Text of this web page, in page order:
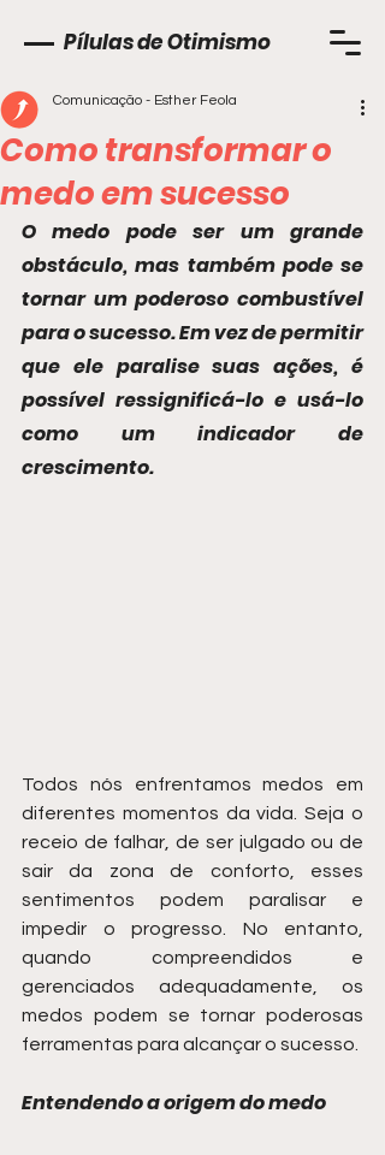
Pílulas de Otimismo
Como transformar o
medo em sucesso
Comunicação - Esther Feola
O medo pode ser um grande
obstáculo, mas também pode se
tornar um poderoso combustível
para o sucesso. Em vez de permitir
que ele paralise suas ações, é
possível ressignificá-lo e usá-lo
como um indicador de
crescimento.
Todos nós enfrentamos medos em
diferentes momentos da vida. Seja o
receio de falhar, de ser julgado ou de
sair da zona de conforto, esses
sentimentos podem paralisar e
impedir o progresso. No entanto,
quando compreendidos e
gerenciados adequadamente, os
medos podem se tornar poderosas
ferramentas para alcançar o sucesso.
Entendendo a origem do medo